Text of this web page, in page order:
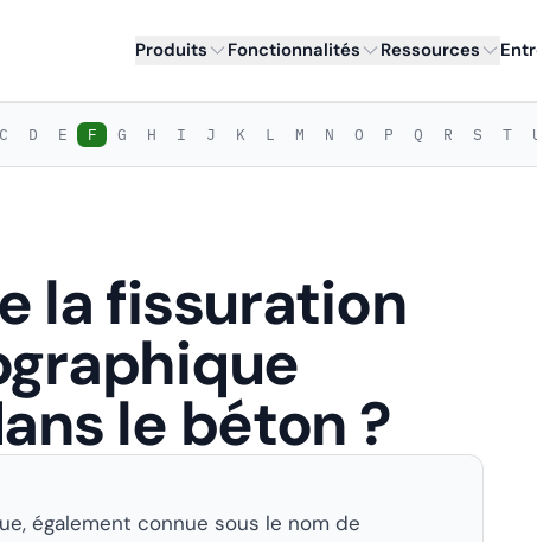
précision
Produits Fonctionnalités Ressources
C D E F G H I J K L M N O P Q R S T
la fissuration
le béton ?
également connue sous le nom de